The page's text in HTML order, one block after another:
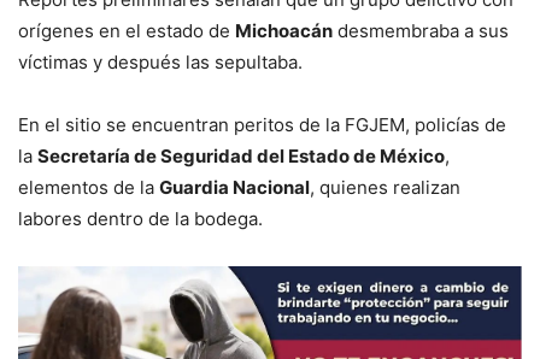
orígenes en el estado de Michoacán desmembraba a sus
víctimas y después las sepultaba.
En el sitio se encuentran peritos de la FGJEM, policías de
la Secretaría de Seguridad del Estado de México,
elementos de la Guardia Nacional, quienes realizan
labores dentro de la bodega.